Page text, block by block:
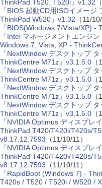
ThinkPad T520, T520i」v1.32
「BIOS 起動CD用ISOイメー
ThinkPad W520」v1.32 （11/
「BIOS(Windows 7/Vista/XP) -
「Intel マネージメントエンジ
Windows 7, Vista, XP -
「NextWindow デスクトップ
ThinkCentre M71z」v3.1.5.0（
「NextWindow デスクトップ
ThinkCentre M71z」v3.1.5.0（
「NextWindow デスクトップ
ThinkCentre M71z」v3.1.5.0（
「NextWindow デスクトップ
ThinkCentre M71z」v3.1.5.0（
「NVIDIA Optimus ディスプレ
ThinkPad T420/T420i/T420s/
v8.17.12.7593 （11/10/11）
「NVIDIA Optimus ディスプレ
ThinkPad T420/T420i/T420s/
v8.17.12.7593 （11/10/11）
「RapidBoot (Windows 7) -
T420s / T520 / T520i / W520 /